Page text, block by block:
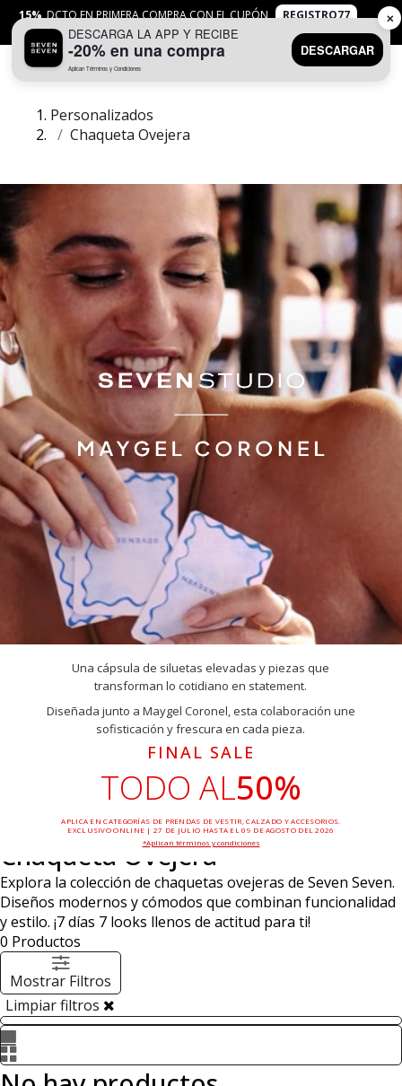
15% DCTO EN PRIMERA COMPRA CON EL CUPÓN
REGISTRO77
APLICANTYC
Personalizados
Chaqueta Ovejera
Una cápsula de siluetas elevadas y piezas que
transforman lo cotidiano en statement.
Diseñada junto a Maygel Coronel, esta colaboración une
sofisticación y frescura en cada pieza.
FINAL SALE
TODO AL50%
APLICA EN CATEGORÍAS DE PRENDAS DE VESTIR, CALZADO Y ACCESORIOS.
EXCLUSIVO ONLINE | 27 DE JULIO HASTA EL 09 DE AGOSTO DEL 2026
*Aplican términos y condiciones
Chaqueta Ovejera
Explora la colección de chaquetas ovejeras de Seven Seven.
Diseños modernos y cómodos que combinan funcionalidad
y estilo. ¡7 días 7 looks llenos de actitud para ti!
0 Productos
Mostrar Filtros
Limpiar filtros
DESCARGA LA APP Y RECIBE
-20% en una compra
Aplican Términos y Condiciones
DESCARGAR
✕